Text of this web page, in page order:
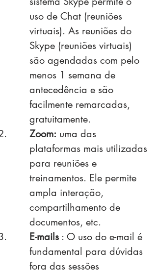
uso de Chat (reuniões
virtuais). As reuniões do
Skype (reuniões virtuais)
são agendadas com pelo
menos 1 semana de
antecedência e são
facilmente remarcadas,
gratuitamente.
Zoom: uma das
plataformas mais utilizadas
para reuniões e
treinamentos. Ele permite
ampla interação,
compartilhamento de
documentos, etc.
E-mails : O uso do e-mail é
fundamental para dúvidas
fora das sessões